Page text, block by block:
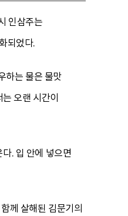
인삼주는
되었다.
하는 물은 물맛
오랜 시간이
. 입 안에 넣으면
께 살해된 김문기의